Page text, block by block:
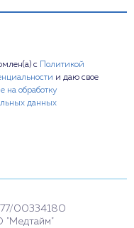
с
Политикой
и даю свое
на обработку
данных
77/00334180
"Медтайм"